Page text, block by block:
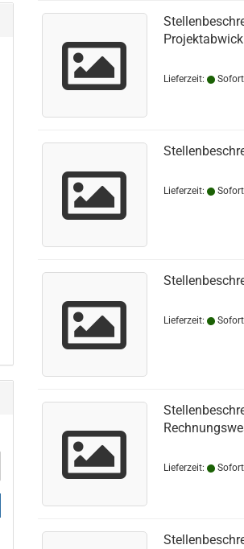
Lieferzeit:
Lieferzeit:
Lieferzeit:
Lieferzeit: